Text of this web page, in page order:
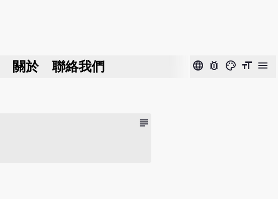
關於 聯絡我們 language bug_report color_lens format_size menu
subject